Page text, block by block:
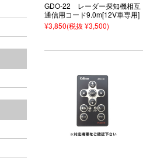
GDO-22 レーダー探知機相互
通信用コード9.0m[12V車専用]
¥3,850(税抜 ¥3,500)